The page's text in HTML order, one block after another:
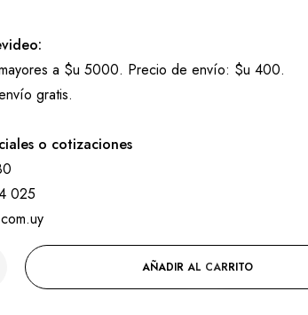
a $u 5000. Precio de envío: $u 400.
gratis.
o cotizaciones
025
AÑADIR AL CARRITO